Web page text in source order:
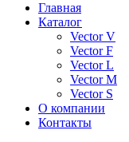
Главная
Каталог
Vector V
Vector F
Vector L
Vector M
Vector S
О компании
Контакты